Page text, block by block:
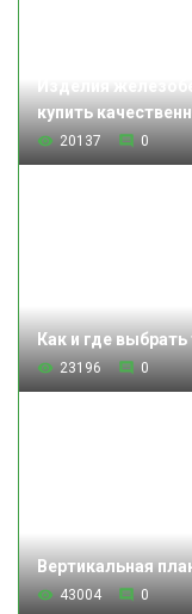
купить
20137 0
Как и где
23196 0
Вертикальная
43004 0